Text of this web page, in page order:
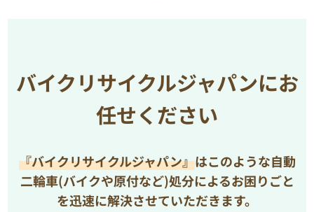
バイクリサイクルジャパンにお
任せください
『バイクリサイクルジャパン』はこのような自動
二輪車(バイクや原付など)処分によるお困りごと
を迅速に解決させていただきます。